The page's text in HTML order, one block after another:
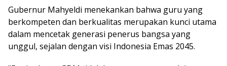
Gubernur Mahyeldi menekankan bahwa guru yang
berkompeten dan berkualitas merupakan kunci utama
dalam mencetak generasi penerus bangsa yang
unggul, sejalan dengan visi Indonesia Emas 2045.